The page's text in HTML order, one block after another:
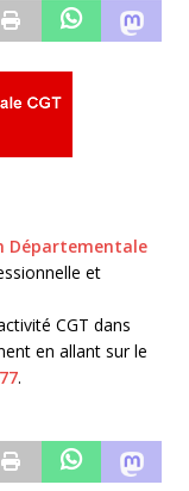
Départementale
et
CGT dans
en allant sur le
.